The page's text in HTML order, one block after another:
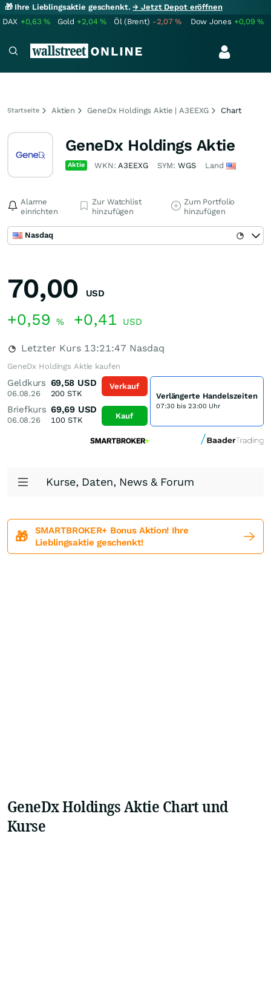
🎁 Ihre Lieblingsaktie geschenkt.→ Jetzt Depot eröffnen
DAX +0,63% Gold +2,04% Öl (Brent) -2,07% Dow Jones +0,09%
Startseite Aktien GeneDx Holdings Aktie | A3EEXG Chart
GeneDx Holdings Aktie
Aktie WKN:A3EEXG SYM: WGS Land
Alarme
einrichten
Zur Watchlist
hinzufügen
Zum Portfolio
hinzufügen
Nasdaq
70,00 USD
+0,59 % +0,41 USD
Letzter Kurs 13:21:47 Nasdaq
GeneDx Holdings Aktie kaufen
Geldkurs
06.08.26
69,58 USD
200 STK
Briefkurs
06.08.26
69,69 USD
100STK
Verkauf
Kauf
Verlängerte Handelszeiten
07:30 bis 23:00 Uhr
Kurse, Daten, News & Forum
🎁
SMARTBROKER+ Bonus Aktion! Ihre
Lieblingsaktie geschenkt!
GeneDx Holdings Aktie Chart und
Kurse